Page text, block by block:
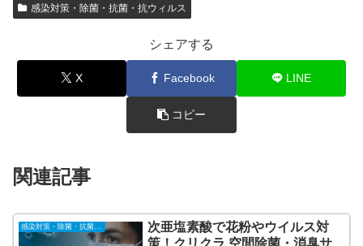
感染対策・除菌・抗菌・抗ウィルス
シェアする
X Facebook LINE
コピー
関連記事
次亜塩素酸で花粉やウイルス対
策！クリクラ 空間除菌・消臭サ